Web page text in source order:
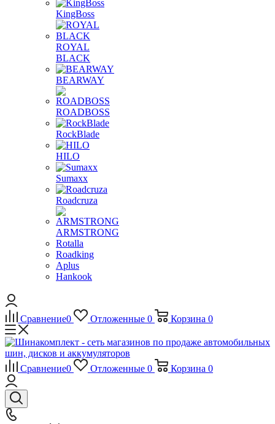
KingBoss
ROYAL
BLACK
BEARWAY
ROADBOSS
RockBlade
HILO
Sumaxx
Roadcruza
ARMSTRONG
Rotalla
Roadking
Aplus
Hankook
Сравнение0 Отложенные 0 Корзина 0
Сравнение0 Отложенные 0 Корзина 0